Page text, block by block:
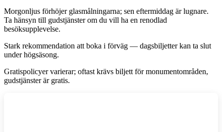
Morgonljus förhöjer glasmålningarna; sen eftermiddag är lugnare.
Ta hänsyn till gudstjänster om du vill ha en renodlad
besöksupplevelse.
Stark rekommendation att boka i förväg — dagsbiljetter kan ta slut
under högsäsong.
Gratispolicyer varierar; oftast krävs biljett för monumentområden,
gudstjänster är gratis.